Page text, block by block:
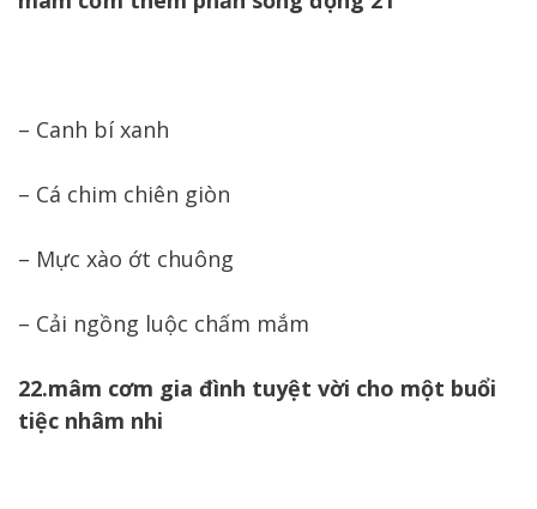
– Canh bí xanh
– Cá chim chiên giòn
– Mực xào ớt chuông
– Cải ngồng luộc chấm mắm
22.mâm cơm gia đình tuyệt vời cho một buổi
tiệc nhâm nhi